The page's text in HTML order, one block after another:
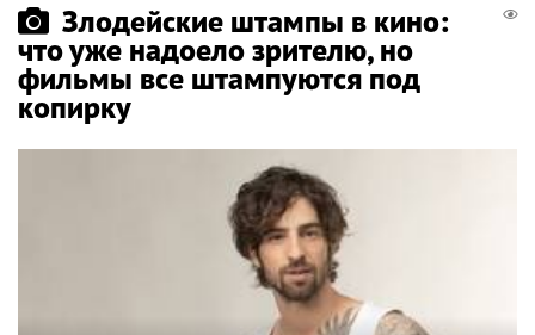
Злодейские штампы в кино:
что уже надоело зрителю, но
фильмы все штампуются под
копирку